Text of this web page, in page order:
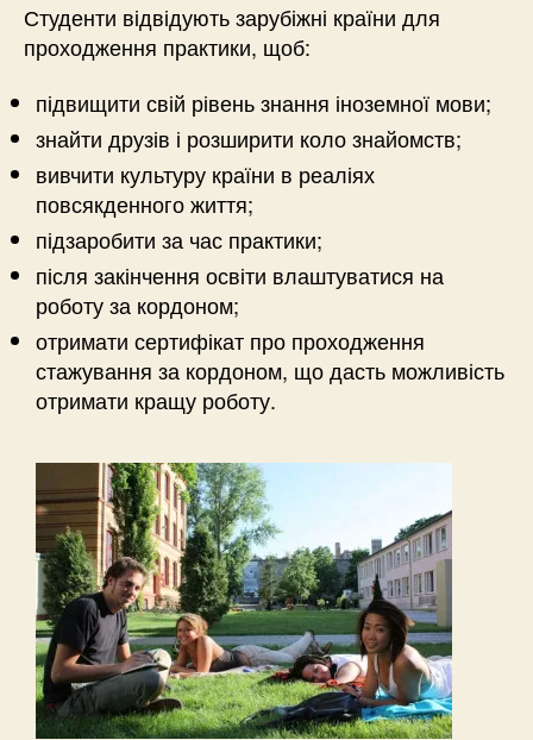
Студенти відвідують зарубіжні країни для
проходження практики, щоб:
підвищити свій рівень знання іноземної мови;
знайти друзів і розширити коло знайомств;
вивчити культуру країни в реаліях
повсякденного життя;
підзаробити за час практики;
після закінчення освіти влаштуватися на
роботу за кордоном;
отримати сертифікат про проходження
стажування за кордоном, що дасть можливість
отримати кращу роботу.